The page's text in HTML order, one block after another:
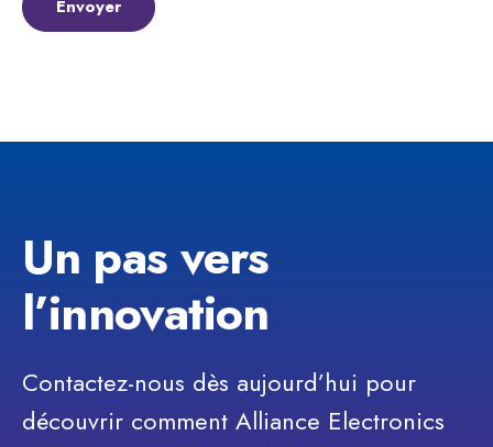
Un pas vers
l’innovation
Contactez-nous dès aujourd’hui pour
découvrir comment Alliance Electronics